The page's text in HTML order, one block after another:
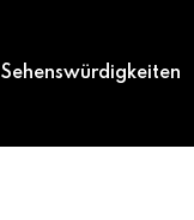
Sehenswürdigkeiten